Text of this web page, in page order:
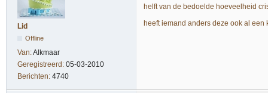
Lid
Offline
Van:Alkmaar
Geregistreerd: 05-03-2010
Berichten: 4740
helft van de bedoelde hoeveelheid
heeft iemand anders deze ook al een